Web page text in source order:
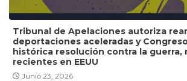
Tribunal de Apelaciones autoriza
deportaciones aceleradas y
histórica resolución contra la guerra,
recientes en EEUU
Junio 23, 2026